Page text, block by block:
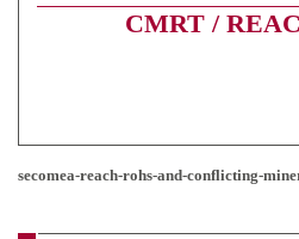
CMRT /
secomea-reach-rohs-and-conflicting-